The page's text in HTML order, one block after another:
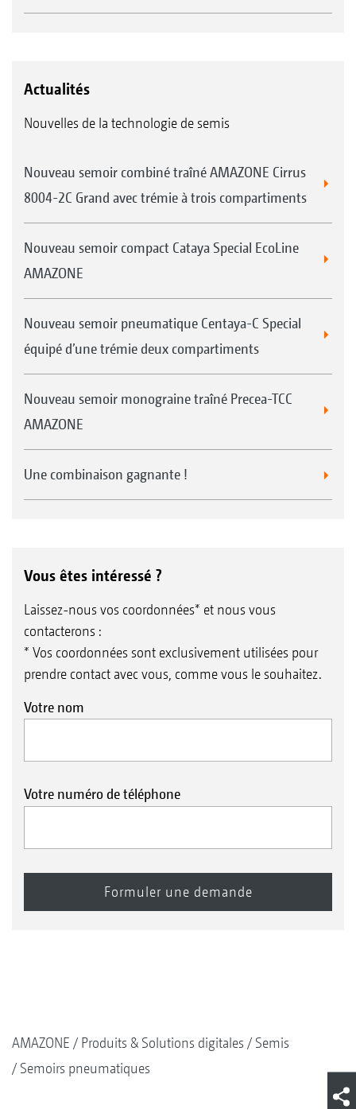
Actualités
Nouvelles de la technologie de semis
Nouveau semoir combiné traîné AMAZONE Cirrus
8004-2C Grand avec trémie à trois compartiments
Nouveau semoir compact Cataya Special EcoLine
AMAZONE
Nouveau semoir pneumatique Centaya-C Special
équipé d’une trémie deux compartiments
Nouveau semoir monograine traîné Precea-TCC
AMAZONE
Une combinaison gagnante !
Vous êtes intéressé ?
Laissez-nous vos coordonnées* et nous vous
contacterons :
* Vos coordonnées sont exclusivement utilisées pour
prendre contact avec vous, comme vous le souhaitez.
Votre nom
Votre numéro de téléphone
AMAZONE Produits & Solutions digitales
Semis
Semoirs pneumatiques